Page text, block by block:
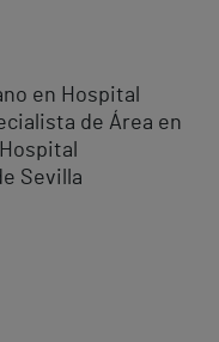
en Hospital
de Área en
Sevilla